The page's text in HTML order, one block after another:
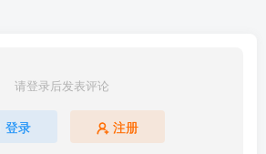
请登录后发表评论
登录 注册